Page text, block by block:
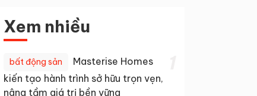
Xem nhiều
bất động sản
Masterise Homes
kiến tạo hành trình sở hữu trọn vẹn,
nâng tầm giá trị bền vững